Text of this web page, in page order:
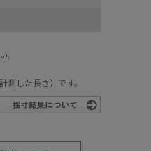
。
した長さ）です。